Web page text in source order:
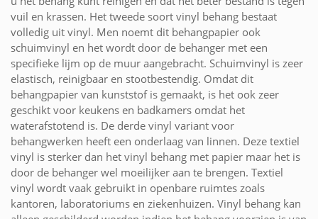
vuil en krassen. Het tweede soort vinyl behang bestaat
volledig uit vinyl. Men noemt dit behangpapier ook
schuimvinyl en het wordt door de behanger met een
specifieke lijm op de muur aangebracht. Schuimvinyl is zeer
elastisch, reinigbaar en stootbestendig. Omdat dit
behangpapier van kunststof is gemaakt, is het ook zeer
geschikt voor keukens en badkamers omdat het
waterafstotend is. De derde vinyl variant voor
behangwerken heeft een onderlaag van linnen. Deze textiel
vinyl is sterker dan het vinyl behang met papier maar het is
door de behanger wel moeilijker aan te brengen. Textiel
vinyl wordt vaak gebruikt in openbare ruimtes zoals
kantoren, laboratoriums en ziekenhuizen. Vinyl behang kan